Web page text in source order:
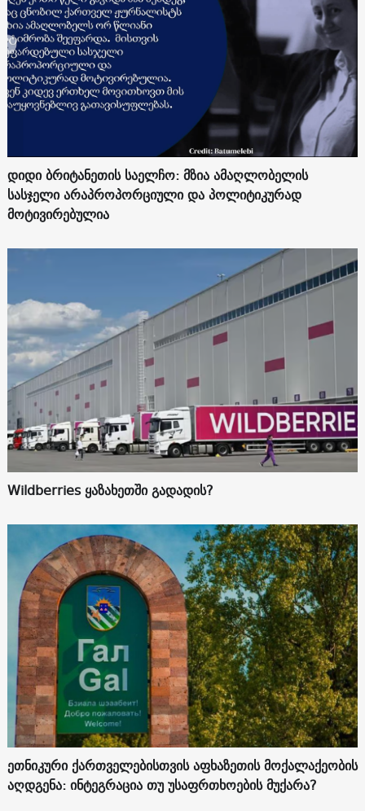
დიდი ბრიტანეთის საელჩო: მზია ამაღლობელის
სასჯელი არაპროპორციული და პოლიტიკურად
მოტივირებულია
Wildberries ყაზახეთში გადადის?
ეთნიკური ქართველებისთვის აფხაზეთის მოქალაქეობის
აღდგენა: ინტეგრაცია თუ უსაფრთხოების მუქარა?